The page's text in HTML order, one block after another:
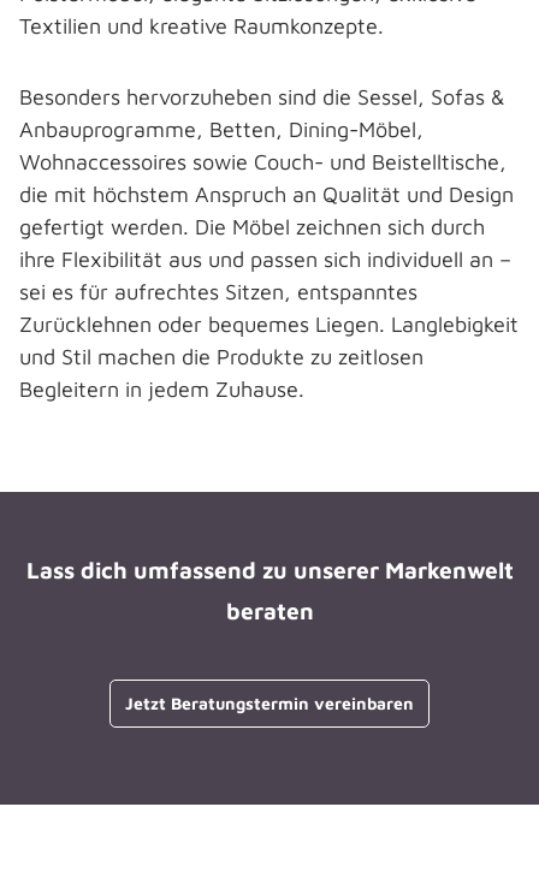
Textilien und kreative Raumkonzepte.
Besonders hervorzuheben sind die Sessel, Sofas &
Anbauprogramme, Betten, Dining-Möbel,
Wohnaccessoires sowie Couch- und Beistelltische,
die mit höchstem Anspruch an Qualität und Design
gefertigt werden. Die Möbel zeichnen sich durch
ihre Flexibilität aus und passen sich individuell an –
sei es für aufrechtes Sitzen, entspanntes
Zurücklehnen oder bequemes Liegen. Langlebigkeit
und Stil machen die Produkte zu zeitlosen
Begleitern in jedem Zuhause.
Lass dich umfassend zu unserer Markenwelt
beraten
Jetzt Beratungstermin vereinbaren